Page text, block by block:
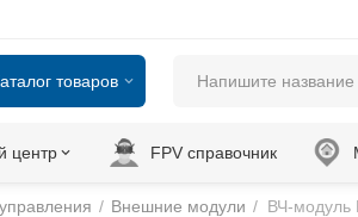
товаров
центр FPV справочник
/ Внешние модули / ВЧ-модуль